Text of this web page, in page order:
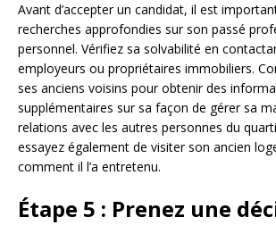
Avant d’accepter un candidat, il est
recherches approfondies sur son passé
personnel. Vérifiez sa solvabilité en
employeurs ou propriétaires immobiliers.
ses anciens voisins pour obtenir des
supplémentaires sur sa façon de gérer sa
relations avec les autres personnes du
essayez également de visiter son ancien
comment il l’a entretenu.
Étape 5 : Prenez une